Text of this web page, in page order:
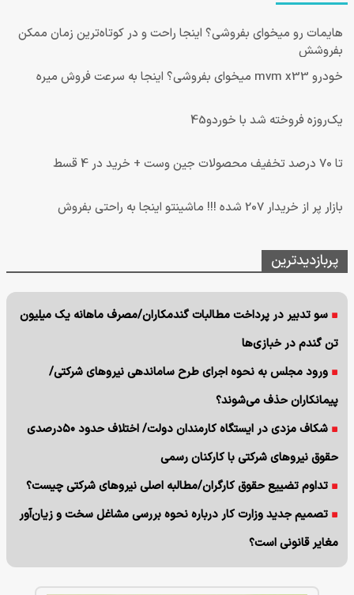
هایمات رو میخوای بفروشی؟ اینجا راحت و در کوتاه‌ترین زمان ممکن
بفروشش
خودرو mvm x33 میخوای بفروشی؟ اینجا به سرعت فروش میره
یک‌روزه فروخته شد با خوردو45
تا 70 درصد تخفیف محصولات جین وست + خرید در 4 قسط
بازار پر از خریدار 207 شده !!! ماشینتو اینجا به راحتی بفروش
پربازدیدترین
سو تدبیر در پرداخت مطالبات گندمکاران/مصرف ماهانه یک میلیون
تن گندم در خبازی‌ها
ورود مجلس به نحوه اجرای طرح ساماندهی نیروهای شرکتی/
پیمانکاران حذف می‌شوند؟
شکاف مزدی در ایستگاه کارمندان دولت/ اختلاف حدود ۵۰درصدی
حقوق نیروهای شرکتی با کارکنان رسمی
تداوم تضییع حقوق کارگران/مطالبه اصلی نیروهای شرکتی چیست؟
تصمیم جدید وزارت کار درباره نحوه بررسی مشاغل سخت و زیان‌آور
مغایر قانونی است؟